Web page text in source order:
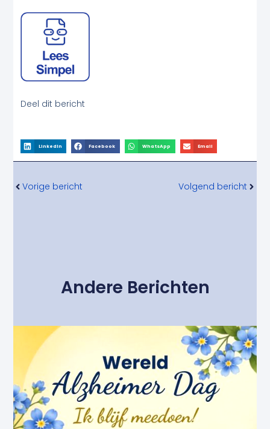
Deel dit bericht
LinkedIn Facebook WhatsApp Email
Vorige bericht Volgend bericht
Andere Berichten